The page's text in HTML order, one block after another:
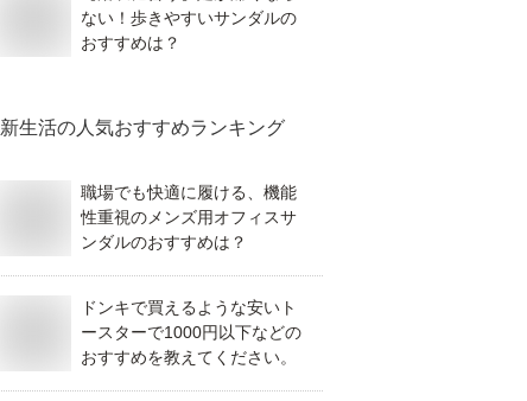
ない！歩きやすいサンダルの
おすすめは？
新生活の人気おすすめランキング
職場でも快適に履ける、機能
性重視のメンズ用オフィスサ
ンダルのおすすめは？
ドンキで買えるような安いト
ースターで1000円以下などの
おすすめを教えてください。